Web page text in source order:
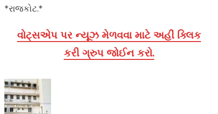
*રાજકોટ.*
વોટ્સએપ પર ન્યૂઝ મેળવવા માટે અહીં ક્લિક
કરી ગ્રુપ જોઈન કરો.